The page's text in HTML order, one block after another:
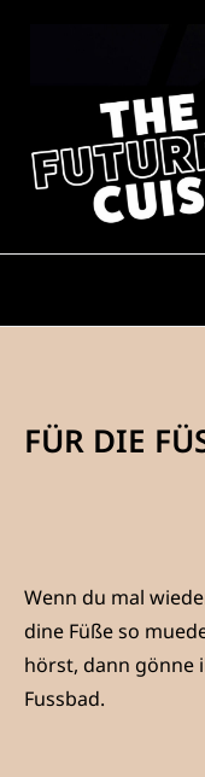
FÜR DIE
Wenn du mal
dine Füße so
hörst, dann gönne
Fussbad.